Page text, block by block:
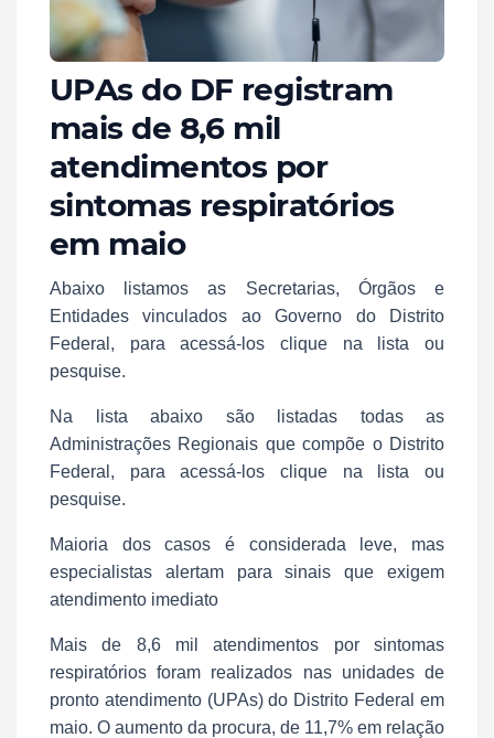
UPAs do DF registram
mais de 8,6 mil
atendimentos por
sintomas respiratórios
em maio
Abaixo listamos as Secretarias, Órgãos e
Entidades vinculados ao Governo do Distrito
Federal, para acessá-los clique na lista ou
pesquise.
Na lista abaixo são listadas todas as
Administrações Regionais que compõe o Distrito
Federal, para acessá-los clique na lista ou
pesquise.
Maioria dos casos é considerada leve, mas
especialistas alertam para sinais que exigem
atendimento imediato
Mais de 8,6 mil atendimentos por sintomas
respiratórios foram realizados nas unidades de
pronto atendimento (UPAs) do Distrito Federal em
maio. O aumento da procura, de 11,7% em relação